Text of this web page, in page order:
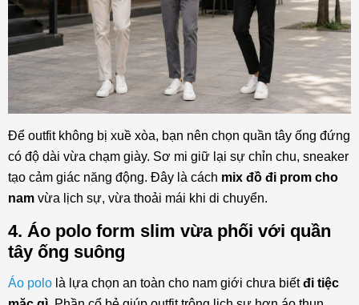
Để outfit không bị xuề xòa, bạn nên chọn quần tây ống đứng
có độ dài vừa chạm giày. Sơ mi giữ lại sự chỉn chu, sneaker
tạo cảm giác năng động. Đây là cách mix đồ đi prom cho
nam vừa lịch sự, vừa thoải mái khi di chuyển.
4. Áo polo form slim vừa phối với quần
tây ống suông
Áo polo là lựa chọn an toàn cho nam giới chưa biếtđi tiệc